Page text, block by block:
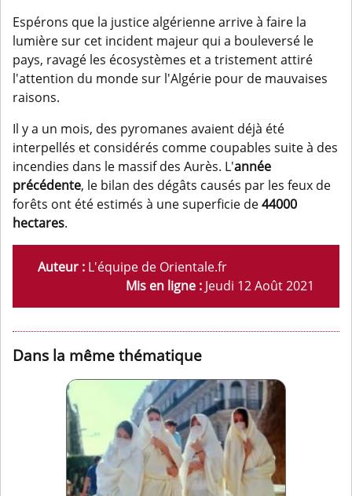
Espérons que la justice algérienne arrive à faire la
lumière sur cet incident majeur qui a bouleversé le
pays, ravagé les écosystèmes et a tristement attiré
l'attention du monde sur l'Algérie pour de mauvaises
raisons.
Il y a un mois, des pyromanes avaient déjà été
interpellés et considérés comme coupables suite à des
incendies dans le massif des Aurès. L'année
précédente, le bilan des dégâts causés par les feux de
forêts ont été estimés à une superficie de44000
hectares.
Auteur : L'équipe de Orientale.fr
Mis en ligne : Jeudi 12 Août 2021
Dans la même thématique